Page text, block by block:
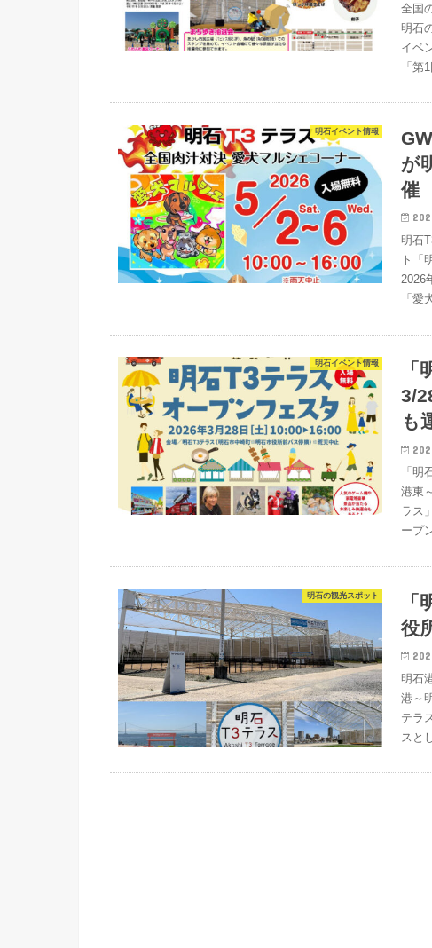
全国
明石
イベ
「第
明石イベント情報
が
催
明石
ト「
2026
「
明石イベント情報
3/
も
「
港東
ラス
ープ
明石の観光スポット
役
明石
港～
テラ
スと